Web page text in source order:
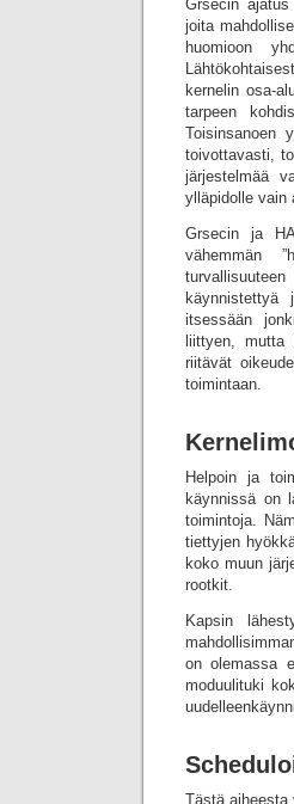
Grsecin
joita
huomioon
kernelin osa-
tarpeen
Toisinsanoen
toivottavasti,
järjestelmää
ylläpidolle vain
Grsecin ja
vähemmän
käynnistettyä
itsessään
liittyen, mutta
riitävät
toimintaan.
Helpoin ja
käynnissä on
toimintoja.
tiettyjen
koko muun
rootkit.
Kapsin
on olemassa
moduulituki
Tästä